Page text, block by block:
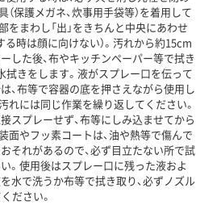
保護メガネ、炊事用手袋等）を着用して
をまわし「出」をきちんと中央にあわせ
る時は顔に向けない）。汚れから約15cm
した後、布やキッチンペーパー等で拭き
拭きをします。液がスプレー口を伝って
、布等で容器の底を押さえながら使用し
れには同じ作業を繰り返してください。
スプレーせず、布等にしみ込ませてから
面やフッ素コートは、油や熱等で傷んで
それがあるので、必ず目立たない所で試
。使用後はスプレー口に残った液およ
水で洗うか布等で拭き取り、必ずノズル
ださい。